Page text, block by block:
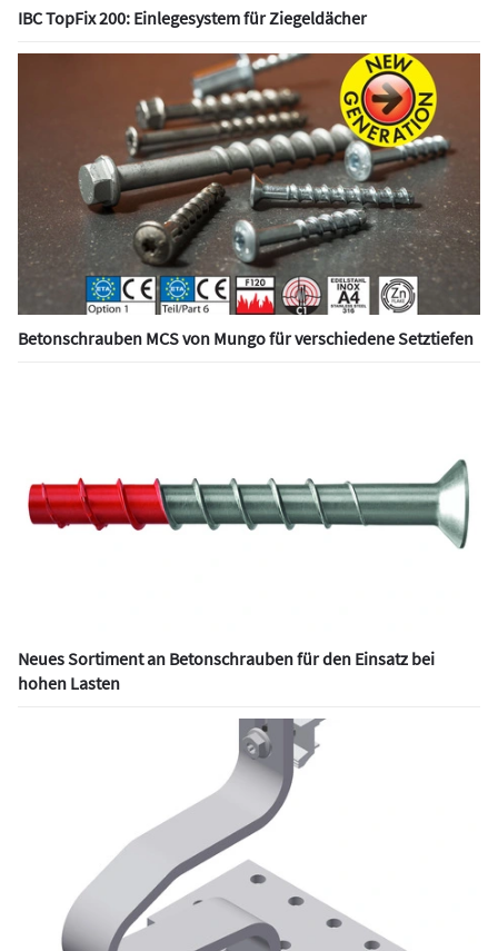
IBC TopFix 200: Einlegesystem für Ziegeldächer
Betonschrauben MCS von Mungo für verschiedene Setztiefen
Neues Sortiment an Betonschrauben für den Einsatz bei
hohen Lasten